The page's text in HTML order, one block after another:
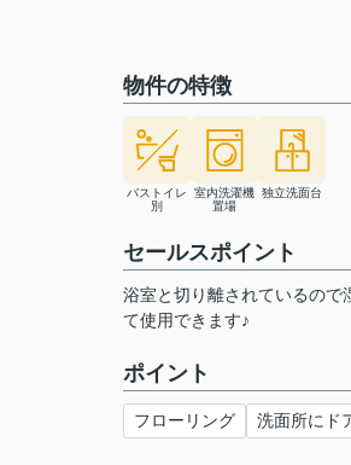
物件の特徴
バストイレ
別
室内洗濯機
置場
独立洗面台
セールスポイント
浴室と切り離されているので
て使用できます♪
ポイント
フローリング 洗面所にド